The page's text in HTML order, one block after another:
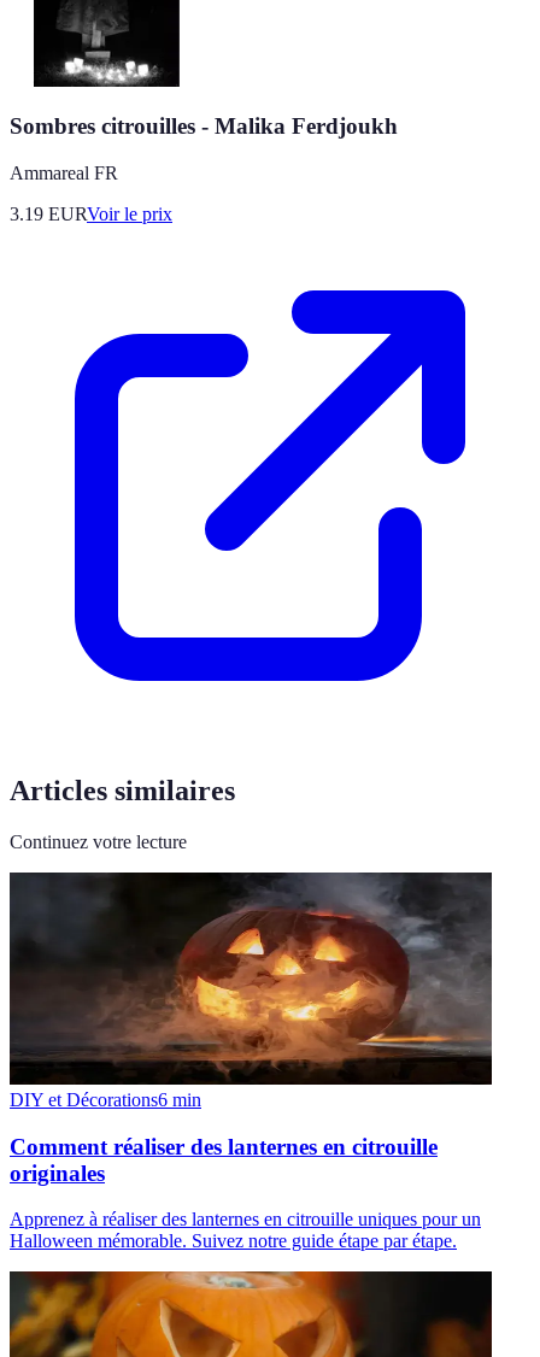
Sombres citrouilles - Malika Ferdjoukh
Ammareal FR
3.19 EURVoir le prix
Articles similaires
Continuez votre lecture
DIY et Décorations6 min
Comment réaliser des lanternes en citrouille
originales
Apprenez à réaliser des lanternes en citrouille uniques pour un
Halloween mémorable. Suivez notre guide étape par étape.